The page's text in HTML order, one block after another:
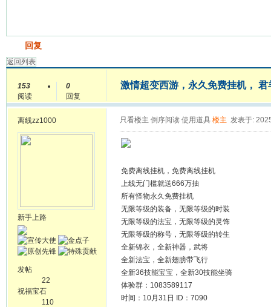
回复
返回列表
153
阅读
0
回复
激情超变西游，永久免费挂机，
离线zz1000
新手上路
发帖
22
祝福宝石
110
只看楼主 倒序阅读 使用道具 楼主 发表于:
免费离线挂机，免费离线挂机
上线无门槛就送666万抽
所有怪物永久免费挂机
无限等级的装备，无限等级的时装
无限等级的法宝，无限等级的灵饰
无限等级的称号，无限等级的转生
全新锦衣，全新神器，武将
全新法宝，全新翅膀带飞行
全新36技能宝宝，全新30技能坐骑
体验群：1083589117
时间：10月31日 ID：7090